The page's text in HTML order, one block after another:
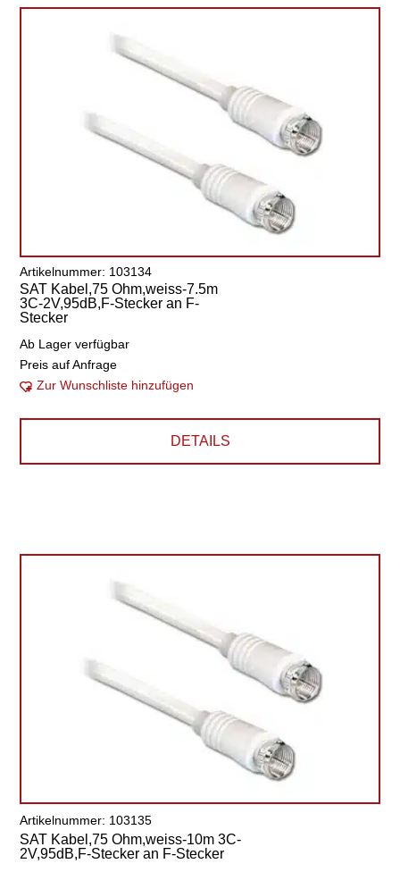
Artikelnummer: 103134
SAT Kabel,75 Ohm,weiss-7.5m
3C-2V,95dB,F-Stecker an F-
Stecker
Ab Lager verfügbar
Preis auf Anfrage
Zur Wunschliste hinzufügen
DETAILS
Artikelnummer: 103135
SAT Kabel,75 Ohm,weiss-10m 3C-
2V,95dB,F-Stecker an F-Stecker